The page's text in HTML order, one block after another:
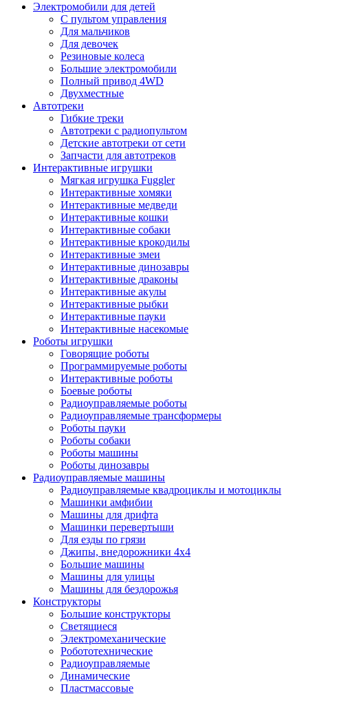
Электромобили для детей
С пультом управления
Для мальчиков
Для девочек
Резиновые колеса
Большие электромобили
Полный привод 4WD
Двухместные
Автотреки
Гибкие треки
Автотреки с радиопультом
Детские автотреки от сети
Запчасти для автотреков
Интерактивные игрушки
Мягкая игрушка Fuggler
Интерактивные хомяки
Интерактивные медведи
Интерактивные кошки
Интерактивные собаки
Интерактивные крокодилы
Интерактивные змеи
Интерактивные динозавры
Интерактивные драконы
Интерактивные акулы
Интерактивные рыбки
Интерактивные пауки
Интерактивные насекомые
Роботы игрушки
Говорящие роботы
Программируемые роботы
Интерактивные роботы
Боевые роботы
Радиоуправляемые роботы
Радиоуправляемые трансформеры
Роботы пауки
Роботы собаки
Роботы машины
Роботы динозавры
Радиоуправляемые машины
Радиоуправляемые квадроциклы и мотоциклы
Машинки амфибии
Машины для дрифта
Машинки перевертыши
Для езды по грязи
Джипы, внедорожники 4x4
Большие машины
Машины для улицы
Машины для бездорожья
Конструкторы
Большие конструкторы
Светящиеся
Электромеханические
Робототехнические
Радиоуправляемые
Динамические
Пластмассовые